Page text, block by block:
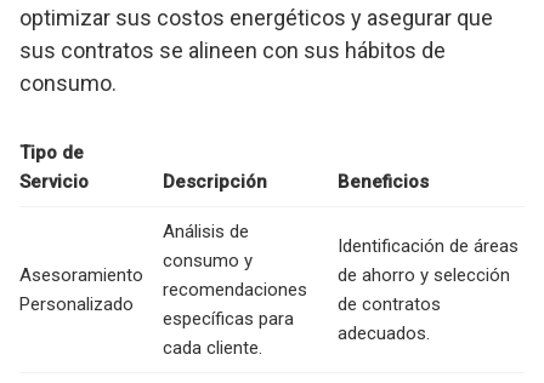
optimizar sus costos energéticos y asegurar que
sus contratos se alineen con sus hábitos de
consumo.
Tipo de
Servicio
Descripción Beneficios
Asesoramiento
Personalizado
Análisis de
consumo y
recomendaciones
específicas para
cada cliente.
Identificación de áreas
de ahorro y selección
de contratos
adecuados.